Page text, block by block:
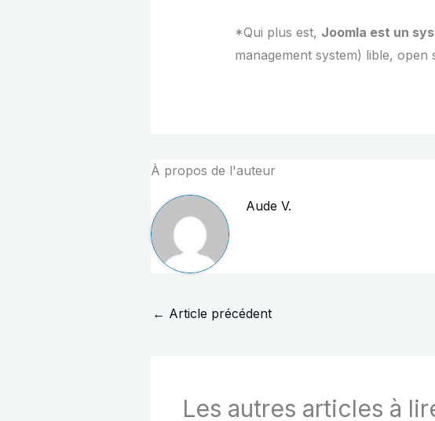
*Qui plus est, Joomla est un
management system) lible, open
À propos de l'auteur
Aude V.
← Article précédent
Les autres articles à